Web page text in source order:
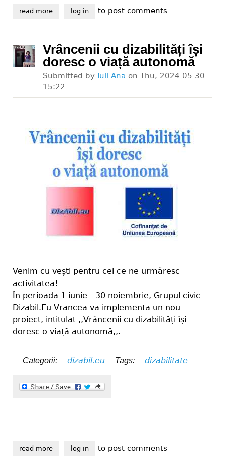
read moreabout vrem accesibilizarea trecerilor de pietoni din
log in to post comments
Vrâncenii cu dizabilități își
doresc o viață autonomă
Submitted by Iuli-Ana on Thu, 2024-05-30
15:22
Venim cu vești pentru cei ce ne urmăresc
activitatea!
În perioada 1 iunie - 30 noiembrie, Grupul civic
Dizabil.Eu Vrancea va implementa un nou
proiect, intitulat ,,Vrâncenii cu dizabilități își
doresc o viață autonomă,,.
Categorii: dizabil.eu Tags: dizabilitate
read moreabout vrâncenii cu dizabilități își doresc o viață
log in to post comments